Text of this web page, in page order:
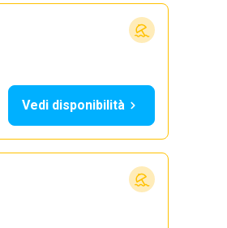
Vedi disponibilità